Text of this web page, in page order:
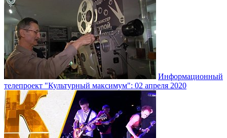
Информационный
телепроект "Культурный максимум": 02 апреля 2020